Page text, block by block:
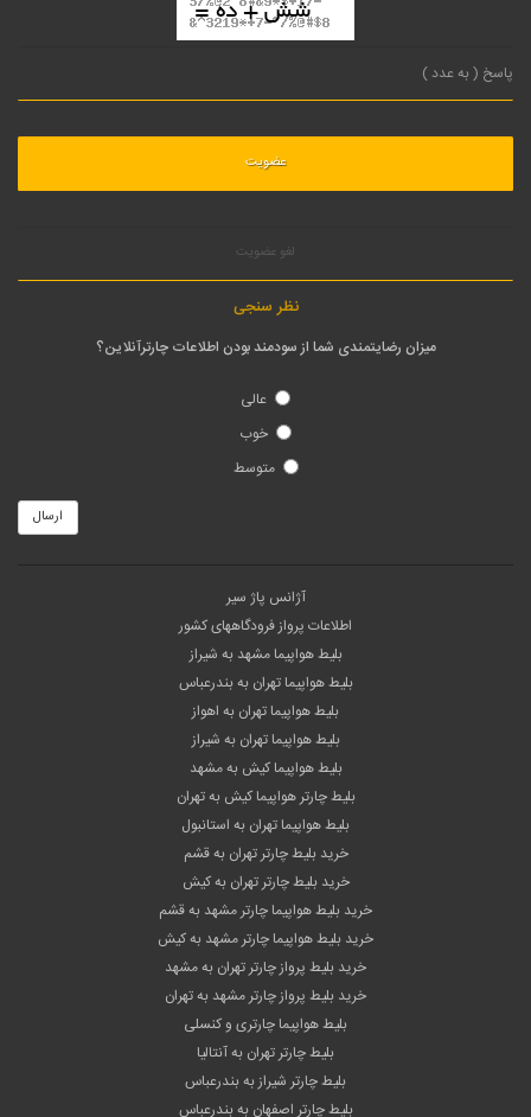
لغو عضویت
نظر سنجی
میزان رضایتمندی شما از سودمند بودن اطلاعات چارترآنلاین؟
عالی
خوب
متوسط
ارسال
آژانس پاژ سیر
اطلاعات پرواز فرودگاههای کشور
بلیط هواپیما مشهد به شیراز
بلیط هواپیما تهران به بندرعباس
بلیط هواپیما تهران به اهواز
بلیط هواپیما تهران به شیراز
بلیط هواپیما کیش به مشهد
بلیط چارتر هواپیما کیش به تهران
بلیط هواپیما تهران به استانبول
خرید بلیط چارتر تهران به قشم
خرید بلیط چارتر تهران به کیش
خرید بلیط هواپیما چارتر مشهد به قشم
خرید بلیط هواپیما چارتر مشهد به کیش
خرید بلیط پرواز چارتر تهران به مشهد
خرید بلیط پرواز چارتر مشهد به تهران
بلیط هواپیما چارتری و کنسلی
بلیط چارتر تهران به آنتالیا
بلیط چارتر شیراز به بندرعباس
بلیط چارتر اصفهان به بندرعباس